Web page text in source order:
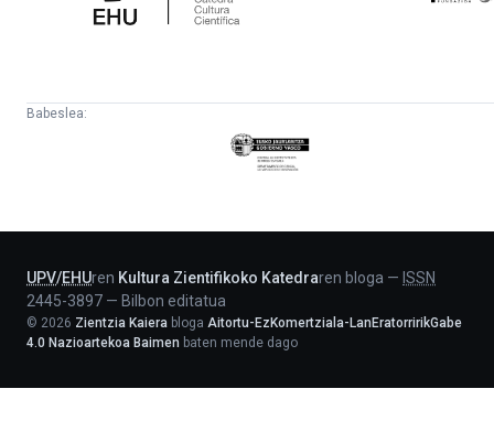
Babeslea:
Eusko
Jaurlaritza
UPV/EHUren Kultura Zientifikoko Katedraren bloga — ISSN
2445-3897 — Bilbon editatua
© 2026 Zientzia Kaiera bloga Aitortu-EzKomertziala-LanEratorririkGabe
4.0 Nazioartekoa Baimen baten mende dago